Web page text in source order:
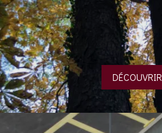
DÉCOUVRIR